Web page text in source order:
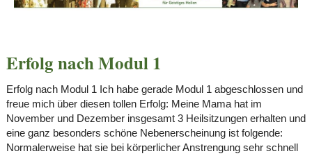
Erfolg nach Modul 1
Erfolg nach Modul 1 Ich habe gerade Modul 1 abgeschlossen und
freue mich über diesen tollen Erfolg: Meine Mama hat im
November und Dezember insgesamt 3 Heilsitzungen erhalten und
eine ganz besonders schöne Nebenerscheinung ist folgende:
Normalerweise hat sie bei körperlicher Anstrengung sehr schnell